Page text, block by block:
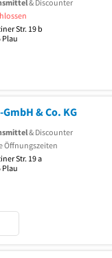
& Discounter
Str. 19 b
Plau
& Co. KG
& Discounter
Öffnungszeiten
Str. 19 a
Plau